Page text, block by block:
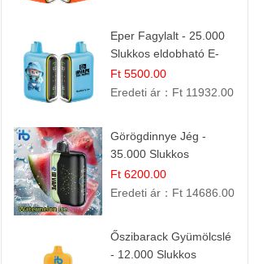
Eper Fagylalt - 25.000
Slukkos eldobható E-
cigaretta | Édes
Desszert Íz
Ft 5500.00
Eredeti ár： Ft 11932.00
Görögdinnye Jég -
35.000 Slukkos
eldobható vape |
IBVape Bar Frissítő
Ft 6200.00
Eredeti ár： Ft 14686.00
Őszibarack Gyümölcslé
- 12.000 Slukkos